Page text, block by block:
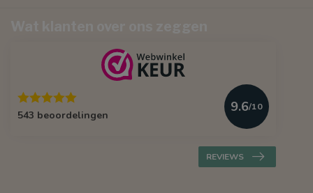
543 beoordelingen
9.6/10
REVIEWS